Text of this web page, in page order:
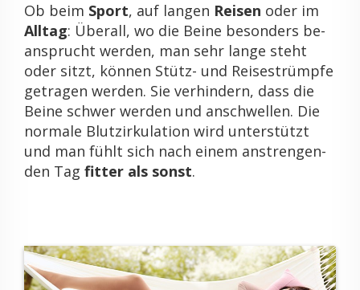
Ob beim Sport, auf lan­gen Rei­sen oder im
All­tag: Über­all, wo die Beine be­son­ders be­
an­sprucht wer­den, man sehr lange steht
oder sitzt, kön­nen Stütz- und Rei­se­strümp­fe
ge­tra­gen wer­den. Sie ver­hin­dern, dass die
Beine schwer wer­den und an­schwel­len. Die
nor­ma­le Blut­zir­ku­la­ti­on wird un­ter­stützt
und man fühlt sich nach einem an­stren­gen­
den Tag fit­ter als sonst.